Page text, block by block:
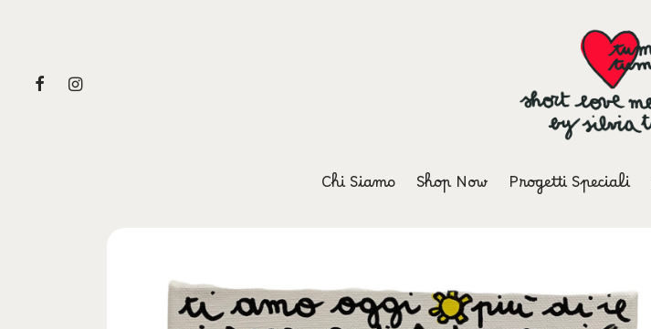
Chi Siamo Shop Now Progetti Speciali